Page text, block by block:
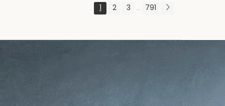
1 2 3 ... 791